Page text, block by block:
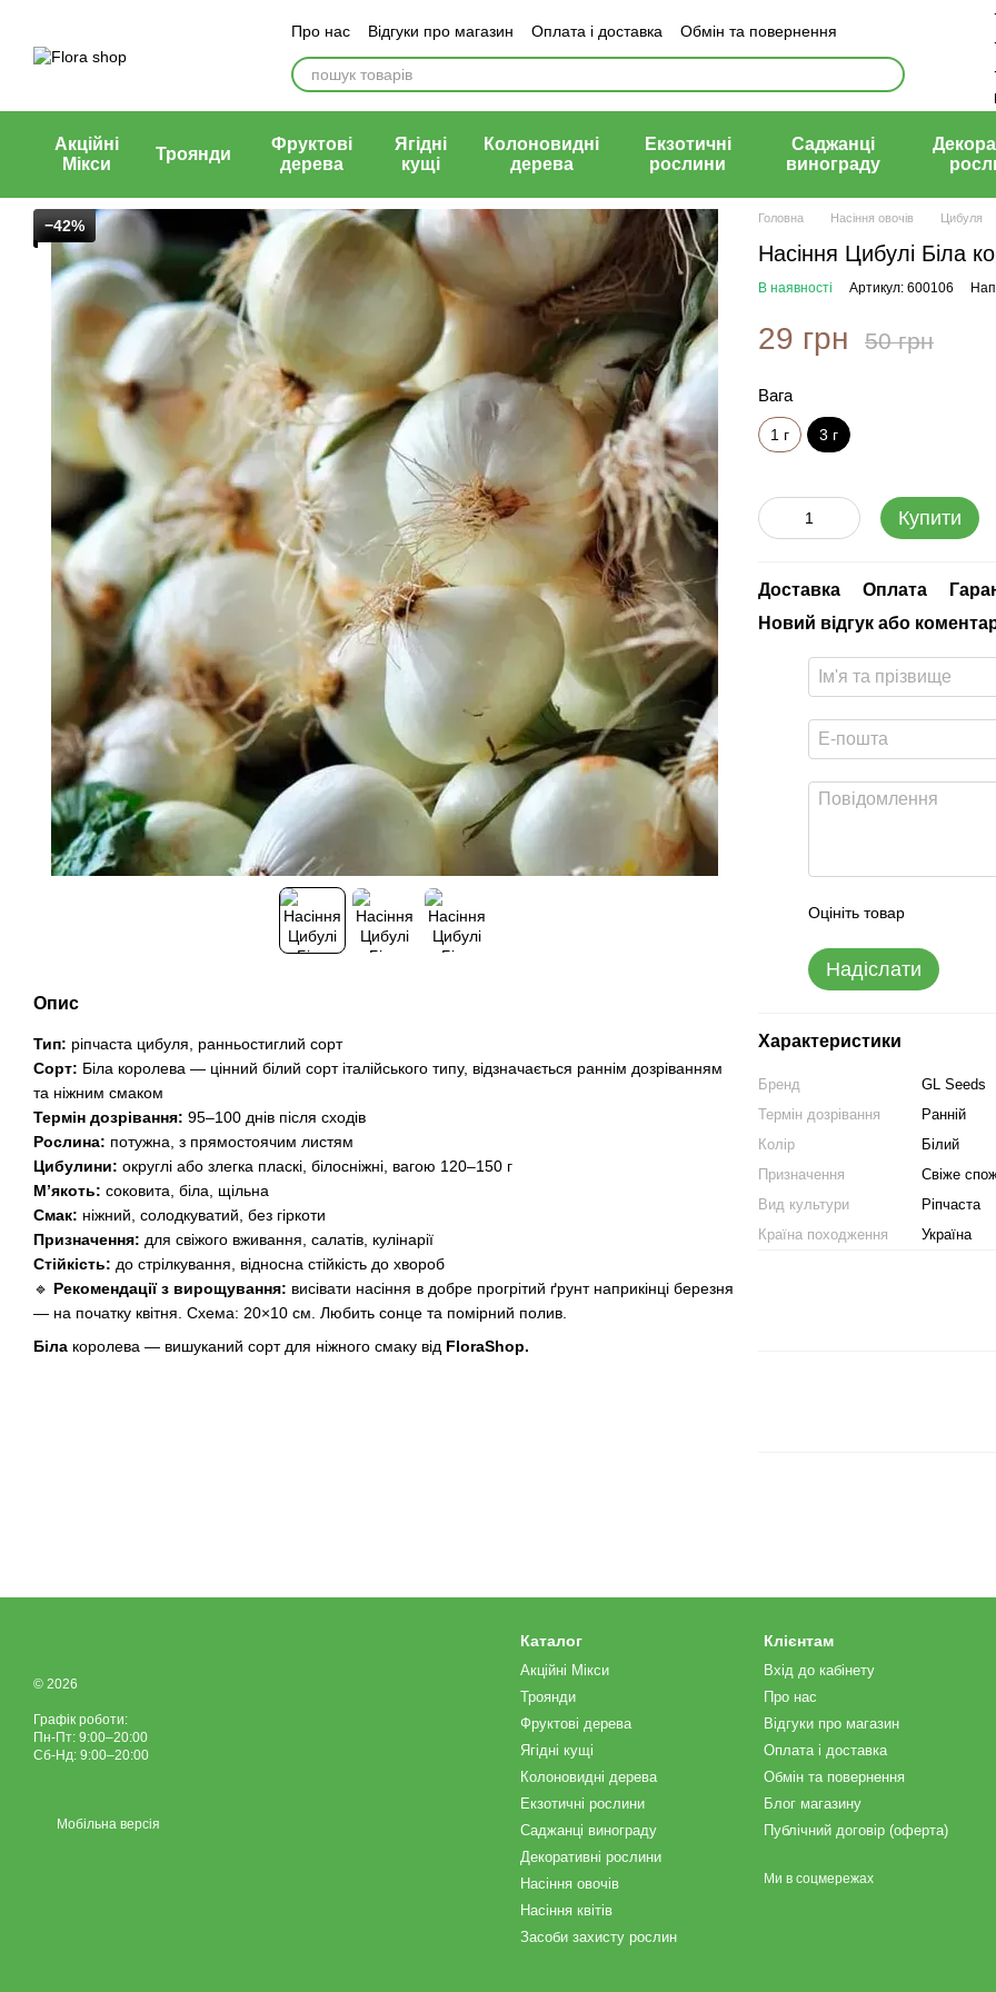
Про нас Відгуки про магазин Оплата і доставка
Обмін та повернення
Блог магазину
Публічний договір (оферта)
Акційні
Мікси
Троянди
Фруктові
дерева
Ягідні
кущі
Колоновидні
дерева
Екзотичні
рослини
Саджанці
винограду
−42%
Опис
Тип: ріпчаста цибуля, ранньостиглий сорт
Сорт: Біла королева — цінний білий сорт італійського типу, відзначається раннім дозріванням
та ніжним смаком
Термін дозрівання: 95–100 днів після сходів
Рослина: потужна, з прямостоячим листям
Цибулини: округлі або злегка пласкі, білосніжні, вагою 120–150 г
М’якоть: соковита, біла, щільна
Смак: ніжний, солодкуватий, без гіркоти
Призначення: для свіжого вживання, салатів, кулінарії
Стійкість: до стрілкування, відносна стійкість до хвороб
🔹 Рекомендації з вирощування: висівати насіння в добре прогрітий ґрунт наприкінці березня
— на початку квітня. Схема: 20×10 см. Любить сонце та помірний полив.
Біла королева — вишуканий сорт для ніжного смаку від FloraShop.
Головна Насіння овочів Цибуля
Насіння Цибулі Біла
В наявності Артикул: 600106
29 грн 50 грн
Вага
1 г 3 г
Купити
Доставка Оплата
Новий відгук або
Оцініть товар
Надіслати
Характеристики
Бренд
GL Seeds
Термін дозрівання
Ранній
Колір
Білий
Призначення
Свіже
Вид культури
Ріпчаста
Країна походження
Україна
© 2026
Графік роботи:
Пн-Пт: 9:00–20:00
Сб-Нд: 9:00–20:00
Мобільна версія
Каталог
Акційні Мікси
Троянди
Фруктові дерева
Ягідні кущі
Колоновидні дерева
Екзотичні рослини
Саджанці винограду
Декоративні рослини
Насіння овочів
Насіння квітів
Засоби захисту рослин
Клієнтам
Вхід до кабінету
Про нас
Відгуки про магазин
Оплата і доставка
Обмін та повернення
Блог магазину
Публічний договір (оферта)
Ми в соцмережах